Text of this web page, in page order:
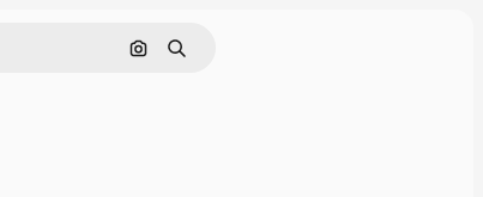
Cerca per immagine
Ricerca